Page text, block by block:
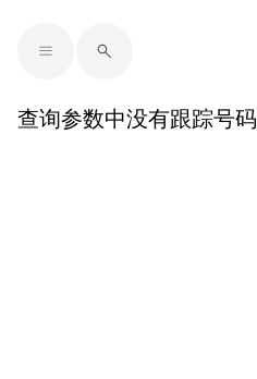
查询参数中没有跟踪号码